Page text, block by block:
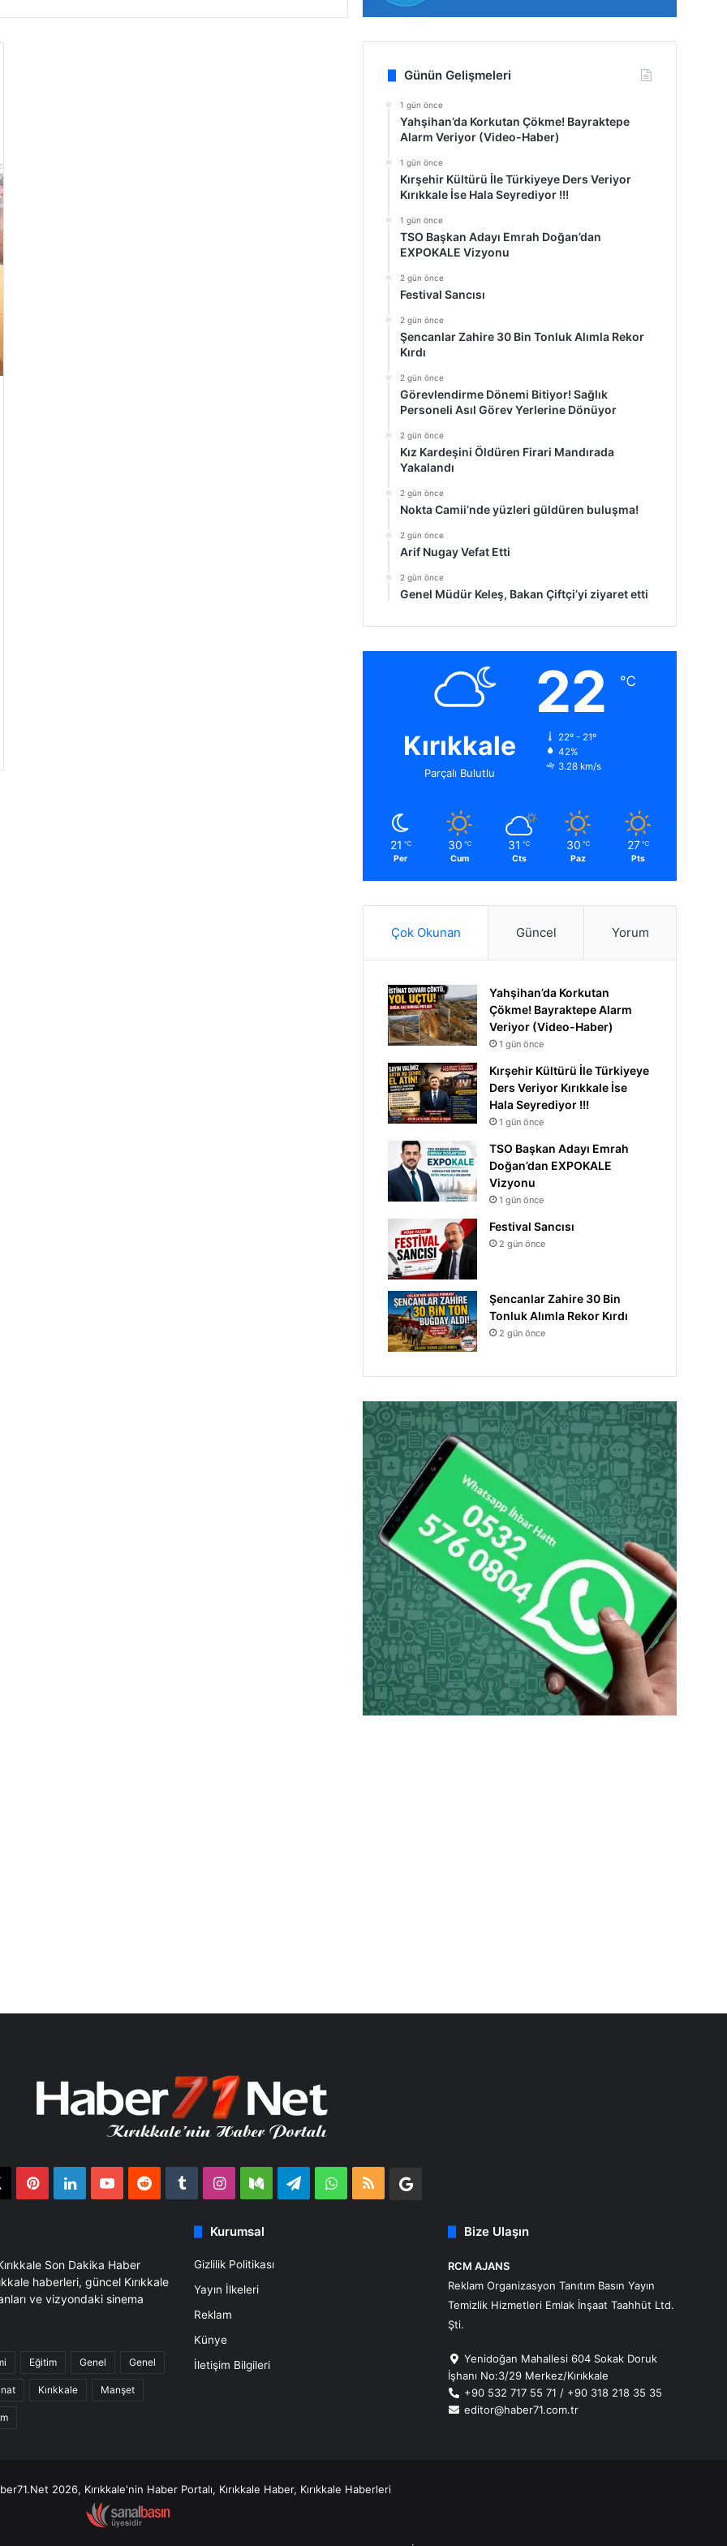
Günün Gelişmeleri
1 gün önce
Yahşihan’da Korkutan Çökme! Bayraktepe
Alarm Veriyor (Video-Haber)
1 gün önce
Kırşehir Kültürü İle Türkiyeye Ders Veriyor
Kırıkkale İse Hala Seyrediyor !!!
1 gün önce
TSO Başkan Adayı Emrah Doğan’dan
EXPOKALE Vizyonu
2 gün önce
Festival Sancısı
2 gün önce
Şencanlar Zahire 30 Bin Tonluk Alımla Rekor
Kırdı
2 gün önce
Görevlendirme Dönemi Bitiyor! Sağlık
Personeli Asıl Görev Yerlerine Dönüyor
2 gün önce
Kız Kardeşini Öldüren Firari Mandırada
Yakalandı
2 gün önce
Nokta Camii’nde yüzleri güldüren buluşma!
2 gün önce
Arif Nugay Vefat Etti
2 gün önce
Genel Müdür Keleş, Bakan Çiftçi’yi ziyaret etti
Kırıkkale
Parçalı Bulutlu
22 ℃
22º - 21º
42%
3.28 km/s
21 ℃
Per
30 ℃
Cum
31 ℃
Cts
30 ℃
Paz
27 ℃
Pts
Çok Okunan Güncel Yorum
Yahşihan’da Korkutan
Çökme! Bayraktepe Alarm
Veriyor (Video-Haber)
1 gün önce
Kırşehir Kültürü İle Türkiyeye
Ders Veriyor Kırıkkale İse
Hala Seyrediyor !!!
1 gün önce
TSO Başkan Adayı Emrah
Doğan’dan EXPOKALE
Vizyonu
1 gün önce
Festival Sancısı
2 gün önce
Şencanlar Zahire 30 Bin
Tonluk Alımla Rekor Kırdı
2 gün önce
PinterestLinkedInYouTubeReddit TumblrInstagram
MediumTelegramWhatsApp
RSS
Google
Son Dakika Haber
haberleri, güncel Kırıkkale
ve vizyondaki sinema
Eğitim Genel Genel
Kırıkkale Manşet
Kurumsal
Gizlilik Politikası
Yayın İlkeleri
Reklam
Künye
İletişim Bilgileri
Bize Ulaşın
RCM AJANS
Reklam Organizasyon Tanıtım Basın Yayın
Temizlik Hizmetleri Emlak İnşaat Taahhüt Ltd.
Şti.
Yenidoğan Mahallesi 604 Sokak Doruk
İşhanı No:3/29 Merkez/Kırıkkale
+90 532 717 55 71 / +90 318 218 35 35
editor@haber71.com.tr
2026, Kırıkkale'nin Haber Portalı, Kırıkkale Haber, Kırıkkale Haberleri